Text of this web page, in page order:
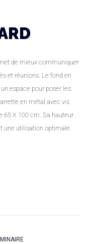
de mieux communiquer
et réunions. Le fond en
espace pour poser les
en métal avec vis
65 X 100 cm. Sa hauteur
une utilisation optimale.